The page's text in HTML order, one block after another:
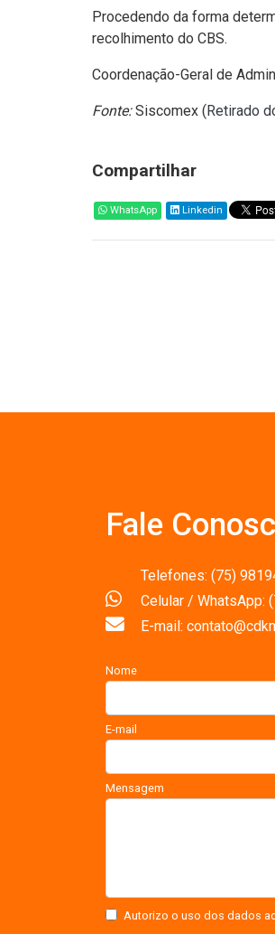
Procedendo da forma
recolhimento do CBS.
Coordenação-Geral de
Fonte:Siscomex (Retirado
Compartilhar
WhatsApp Linkedin
Fale
Telefones: (75)
Celular / WhatsApp:
E-mail:
Nome
E-mail
Mensagem
Autorizo o uso dos dados